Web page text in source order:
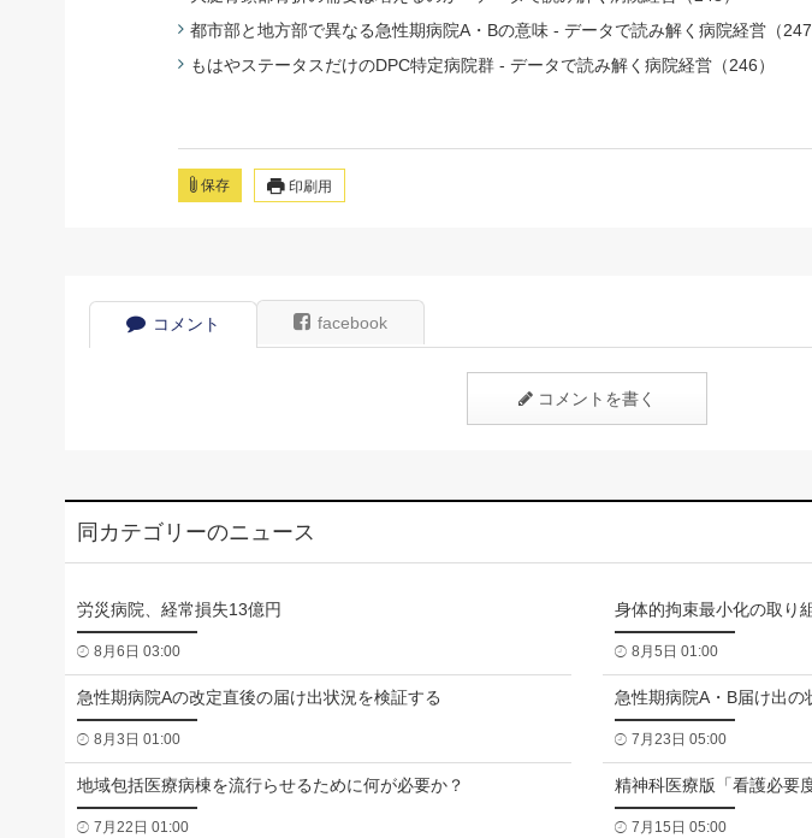
都市部と地方部で異なる急性期病院A・Bの意味 - データで読み解く病院経営（247
もはやステータスだけのDPC特定病院群 - データで読み解く病院経営（246）
保存 印刷用
コメント facebook
コメントを書く
同カテゴリーのニュース
労災病院、経常損失13億円
8月6日 03:00
身体的拘束最小化の取り
8月5日 01:00
急性期病院Aの改定直後の届け出状況を検証する
8月3日 01:00
急性期病院A・B届け出の
7月23日 05:00
地域包括医療病棟を流行らせるために何が必要か？
7月22日 01:00
精神科医療版「看護必要
7月15日 05:00